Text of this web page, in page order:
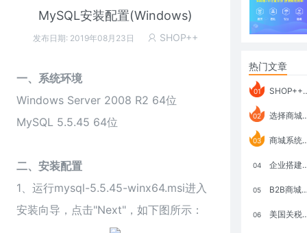
MySQL安装配置(Windows)
发布日期: 2019年08月23日 SHOP++
一、系统环境
Windows Server 2008 R2 64位
MySQL 5.5.45 64位
二、安装配置
1、运行mysql-5.5.45-winx64.msi进入
安装向导，点击"Next"，如下图所示：
热门文章
01 SHOP++ B2B2C V9.1 全新发布 新亮点
02 选择商城系统要考虑哪些问题？
03 商城系统如何打通跨境电商模式？
04 企业搭建积分商城系统要注意什么？
05 B2B商城系统搭建：开发语言、功能、优势分析
06 美国关税政策冲击全球电商格局：五大类平台受重创，转型与自救成关键